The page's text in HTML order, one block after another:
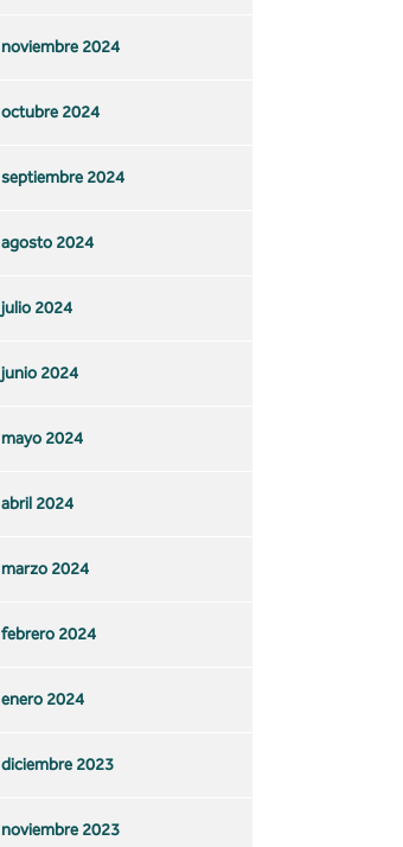
noviembre 2024
octubre 2024
septiembre 2024
agosto 2024
julio 2024
junio 2024
mayo 2024
abril 2024
marzo 2024
febrero 2024
enero 2024
diciembre 2023
noviembre 2023